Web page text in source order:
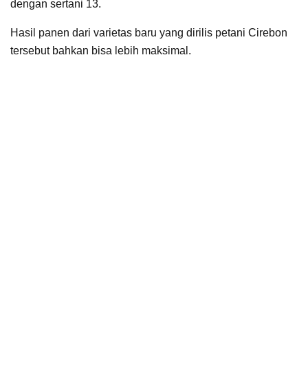
dengan sertani 13.
Hasil panen dari varietas baru yang dirilis petani Cirebon
tersebut bahkan bisa lebih maksimal.